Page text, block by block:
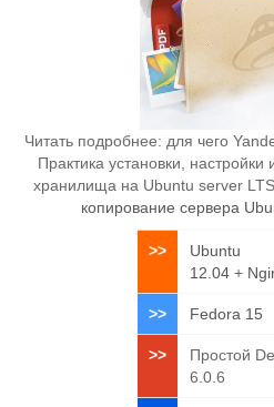
Читать подробнее: для чего
Практика установки, настройки
хранилища на Ubuntu server LTS
копирование сервера
>>
Ubuntu
12.04 +
>> Fedora 15
>>
Простой
6.0.6